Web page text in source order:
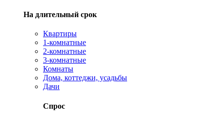
На длительный срок
Квартиры
1-комнатные
2-комнатные
3-комнатные
Комнаты
Дома, коттеджи, усадьбы
Дачи
Спрос